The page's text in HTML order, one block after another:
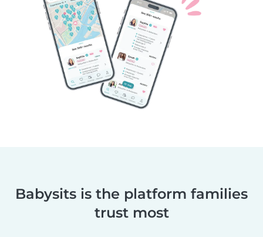
Babysits is the platform families
trust most